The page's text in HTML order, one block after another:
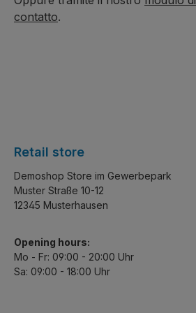
contatto.
Retail store
Demoshop Store im Gewerbepark
Muster Straße 10-12
12345 Musterhausen
Opening hours:
Mo - Fr: 09:00 - 20:00 Uhr
Sa: 09:00 - 18:00 Uhr